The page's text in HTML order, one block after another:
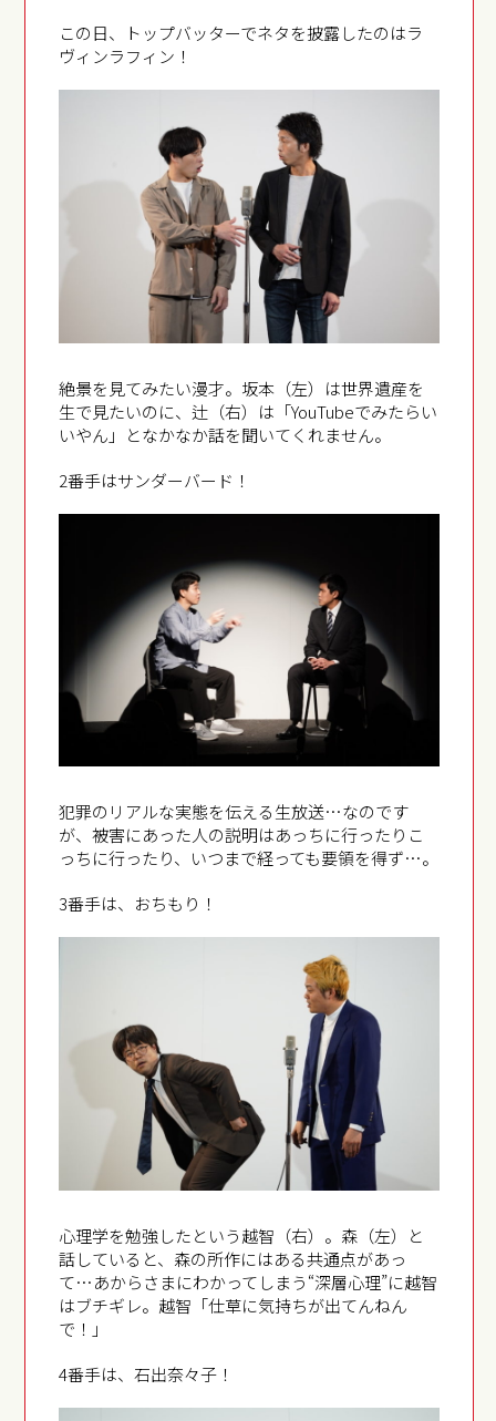
この日、トップバッターでネタを披露したのはラ
ヴィンラフィン！
絶景を見てみたい漫才。坂本（左）は世界遺産を
生で見たいのに、辻（右）は「YouTubeでみたらい
いやん」となかなか話を聞いてくれません。
2番手はサンダーバード！
犯罪のリアルな実態を伝える生放送…なのです
が、被害にあった人の説明はあっちに行ったりこ
っちに行ったり、いつまで経っても要領を得ず…。
3番手は、おちもり！
心理学を勉強したという越智（右）。森（左）と
話していると、森の所作にはある共通点があっ
て…あからさまにわかってしまう“深層心理”に越智
はブチギレ。越智「仕草に気持ちが出てんねん
で！」
4番手は、石出奈々子！